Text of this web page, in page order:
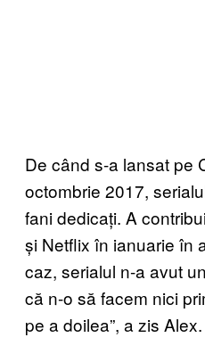
De când s-a lansat pe
octombrie 2017,
fani dedicați. A
și Netflix în ianuarie în
caz, serialul n-a avut
că n-o să facem nici
pe a doilea”, a zis Alex.